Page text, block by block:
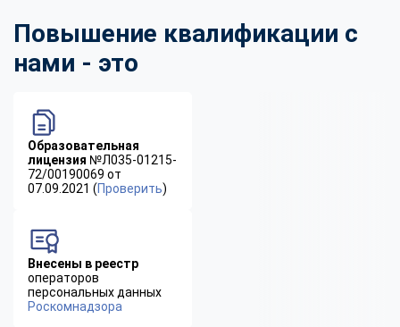
Повышение квалификации с
нами - это
Образовательная
лицензия №Л035-01215-
72/00190069 от
07.09.2021 (Проверить)
Внесены в реестр
операторов
персональных данных
Роскомнадзора